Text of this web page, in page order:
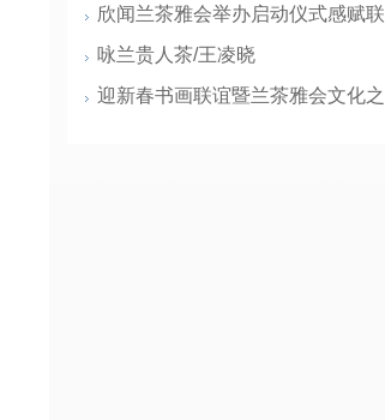
欣闻兰茶雅会举办启动仪式感赋联
咏兰贵人茶/王凌晓
迎新春书画联谊暨兰茶雅会文化之